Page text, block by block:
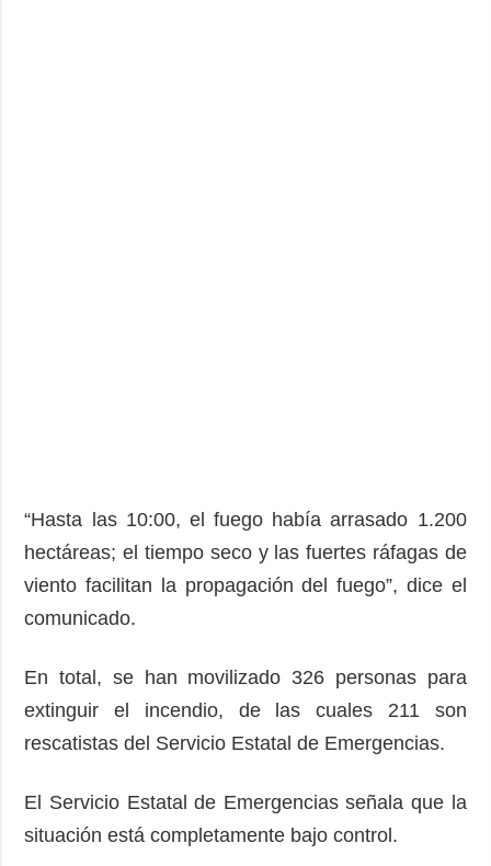
“Hasta las 10:00, el fuego había arrasado 1.200
hectáreas; el tiempo seco y las fuertes ráfagas de
viento facilitan la propagación del fuego”, dice el
comunicado.
En total, se han movilizado 326 personas para
extinguir el incendio, de las cuales 211 son
rescatistas del Servicio Estatal de Emergencias.
El Servicio Estatal de Emergencias señala que la
situación está completamente bajo control.